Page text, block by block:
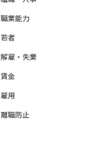
職業能力
若者
解雇・失業
賃金
雇用
離職防止